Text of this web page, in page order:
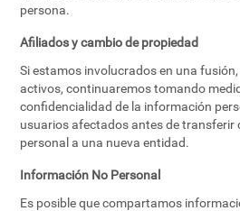
persona.
Afiliados y cambio de propiedad
Si estamos involucrados en una
activos, continuaremos tomando
confidencialidad de la información
usuarios afectados antes de transferir
personal a una nueva entidad.
Información No Personal
Es posible que compartamos